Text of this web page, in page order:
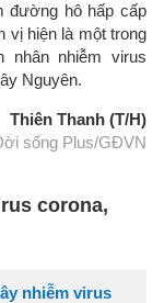
đường hô hấp cấp
vị hiện là một trong
nhân nhiễm virus
Nguyên.
Thiên Thanh (T/H)
sống Plus/GĐVN
corona,
nhiễm virus